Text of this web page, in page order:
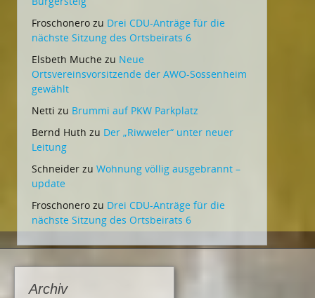
Froschonero zu Drei CDU-Anträge für die
nächste Sitzung des Ortsbeirats 6
Elsbeth Muche zu Neue
Ortsvereinsvorsitzende der AWO-Sossenheim
gewählt
Netti zu Brummi auf PKW Parkplatz
Bernd Huth zu Der „Riwweler“ unter neuer
Leitung
Schneider zu Wohnung völlig ausgebrannt –
update
Froschonero zu Drei CDU-Anträge für die
nächste Sitzung des Ortsbeirats 6
Archiv